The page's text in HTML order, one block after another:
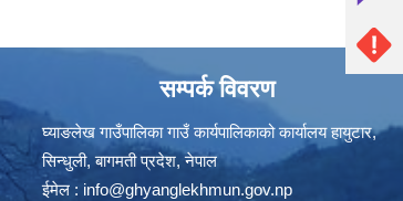
सम्पर्क विवरण
घ्याङलेख गाउँपालिका गाउँ कार्यपालिकाको कार्यालय हायुटार,
सिन्धुली, बागमती प्रदेश, नेपाल
ईमेल : info@ghyanglekhmun.gov.np